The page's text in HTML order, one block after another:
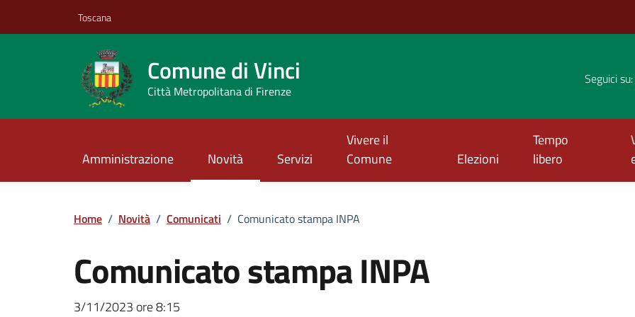
Toscana
Comune di Vinci
Città Metropolitana di Firenze
Seguici su:
Amministrazione Novità Servizi
Vivere il
Comune
Elezioni
Tempo
libero
Home / Novità / Comunicati / Comunicato stampa INPA
Comunicato stampa INPA:
3/11/2023 ore 8:15